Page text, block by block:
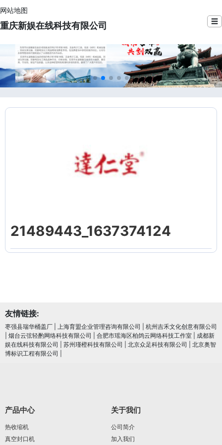
网站地图
重庆新娱在线科技有限公司 ☰
21489443_1637374124
友情链接:
枣强县瑞华桶盖厂 上海育盟企业管理咨询有限公司
杭州吉禾文化创意有限公司
烟台云弦轻酌网络科技有限公司 合肥市瑶海区柏鸽云网络科技工作室
成都新
娱在线科技有限公司
苏州瑾橙科技有限公司 北京众足科技有限公司
北京奥智
博标识工程有限公司
产品中心
热收缩机
真空封口机
关于我们
公司简介
加入我们